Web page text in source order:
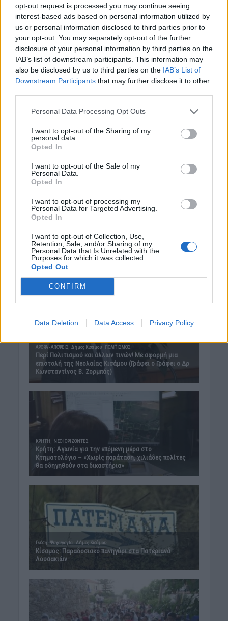
opt-out request is processed you may continue seeing
interest-based ads based on personal information utilized by
us or personal information disclosed to third parties prior to
your opt-out. You may separately opt-out of the further
disclosure of your personal information by third parties on the
IAB’s list of downstream participants. This information may
also be disclosed by us to third parties on the IAB’s List of
Downstream Participants that may further disclose it to other
Personal Data Processing Opt Outs
I want to opt-out of the Sharing of my
personal data.
Opted In
I want to opt-out of the Sale of my
Personal Data.
Opted In
I want to opt-out of processing my
Personal Data for Targeted Advertising.
Opted In
I want to opt-out of Collection, Use,
Retention, Sale, and/or Sharing of my
Personal Data that Is Unrelated with the
Purposes for which it was collected.
Opted Out
CONFIRM
Data Deletion Data Access Privacy Policy